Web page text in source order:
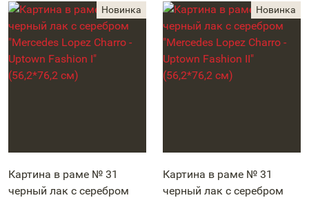
Картина в раме № 31
черный лак с серебром
Картина в раме № 31
черный лак с серебром